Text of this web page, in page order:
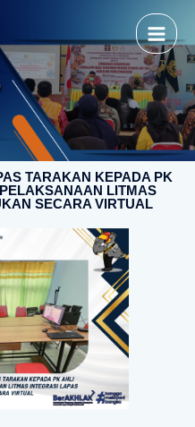
TARAKAN KEPADA PK
LITMAS
SECARA VIRTUAL